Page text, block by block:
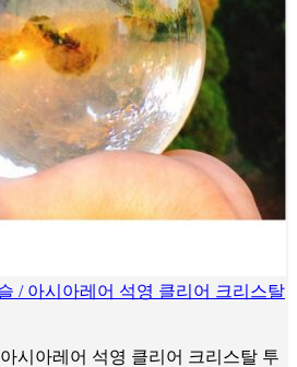
/ 아시아레어 석영 클리어 크리스탈
시아레어 석영 클리어 크리스탈 투